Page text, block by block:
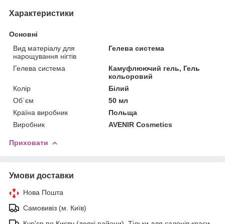
Характеристики
Основні
Вид матеріалу для
нарощування нігтів
Гелева система
Гелева система
Камуфлюючий гель, Гель
кольоровий
Колір
Білий
Об`єм
50 мл
Країна виробник
Польща
Виробник
AVENIR Cosmetics
Приховати
Умови доставки
Нова Пошта
Самовивіз (м. Київ)